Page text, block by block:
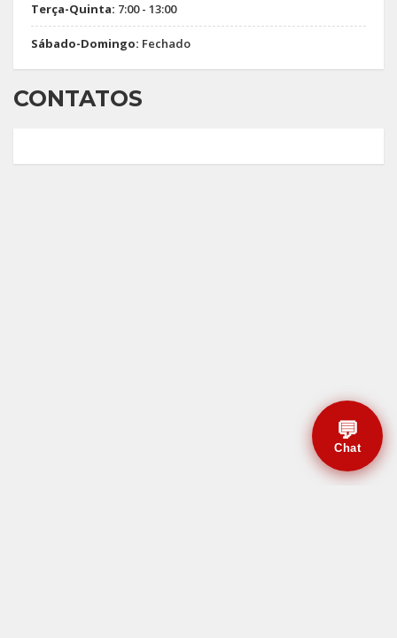
Terça-Quinta: 7:00 - 13:00
Sábado-Domingo: Fechado
CONTATOS
💬
Chat